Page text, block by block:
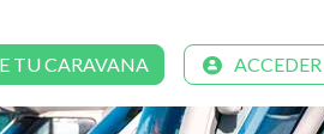
TU CARAVANA ACCEDER